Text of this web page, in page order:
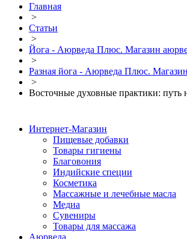
Главная
>
Статьи
>
Йога - Аюрведа Плюс. Магазин
>
Разная йога - Аюрведа Плюс.
>
Восточные духовные практики:
Интернет-Магазин
Пищевые добавки
Товары гигиены
Благовония
Индийские специи
Косметика
Массажные и лечебные масла
Медиа
Сувениры
Товары для массажа
Аюрведа